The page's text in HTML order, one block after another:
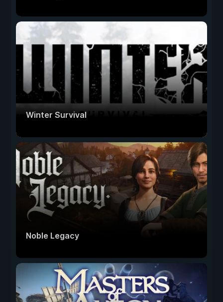
Winter Survival
Noble Legacy